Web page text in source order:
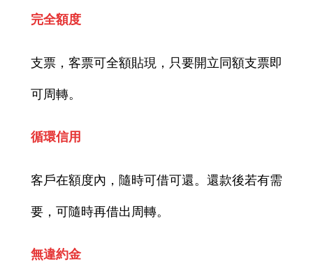
完全額度
支票，客票可全額貼現，只要開立同額支票即
可周轉。
循環信用
客戶在額度內，隨時可借可還。還款後若有需
要，可隨時再借出周轉。
無違約金